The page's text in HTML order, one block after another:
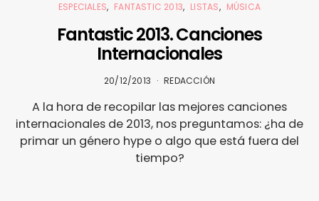
ESPECIALES FANTASTIC 2013 LISTAS MÚSICA
Fantastic 2013. Canciones
Internacionales
20/12/2013 REDACCIÓN
A la hora de recopilar las mejores canciones
internacionales de 2013, nos preguntamos: ¿ha de
primar un género hype o algo que está fuera del
tiempo?